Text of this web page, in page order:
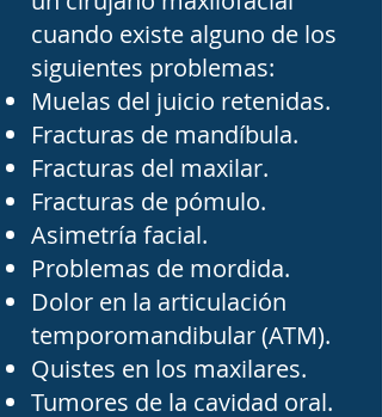
campo de acción de
muchos cirujanos
maxilofaciales. Cuando un
paciente ha perdido uno o
varios dientes, los
implantes ofrecen una
alternativa segura para
recuperar la función
masticatoria y mejorar la
estética. En casos donde
existe pérdida de hueso, el
cuando existe alguno de los
siguientes problemas:
Muelas del juicio retenidas.
Fracturas de mandíbula.
Fracturas del maxilar.
Fracturas de pómulo.
Asimetría facial.
Problemas de mordida.
Dolor en la articulación
temporomandibular (ATM).
Quistes en los maxilares.
Tumores de la cavidad oral.